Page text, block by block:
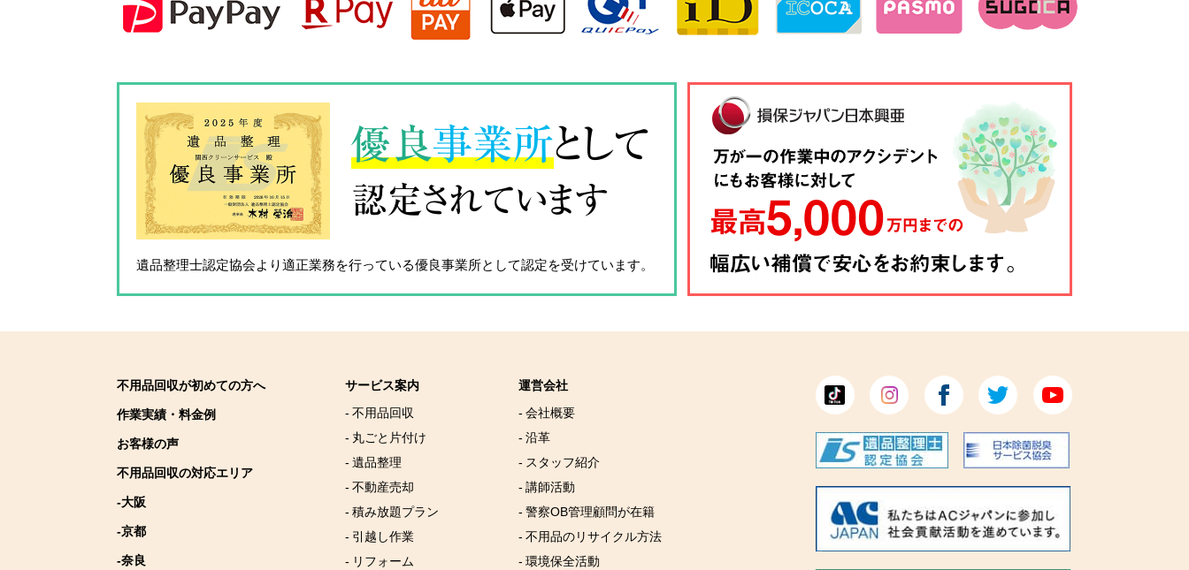
優良事業所として
認定されています
遺品整理士認定協会より適正業務を行っている優良事業所として認定を受けています。
不用品回収が初めての方へ
作業実績・料金例
お客様の声
不用品回収の対応エリア
-大阪
-京都
-奈良
サービス案内
- 不用品回収
- 丸ごと片付け
- 遺品整理
- 不動産売却
- 積み放題プラン
- 引越し作業
- リフォーム
運営会社
- 会社概要
- 沿革
- スタッフ紹介
- 講師活動
- 警察OB管理顧問が在籍
- 不用品のリサイクル方法
- 環境保全活動